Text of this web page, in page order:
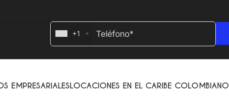
+1
EMPRESARIALESLOCACIONES EN EL CARIBE COLOMBIANO